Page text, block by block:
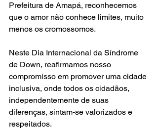
Prefeitura de Amapá, reconhecemos
que o amor não conhece limites, muito
menos os cromossomos.
Neste Dia Internacional da Síndrome
de Down, reafirmamos nosso
compromisso em promover uma cidade
inclusiva, onde todos os cidadãos,
independentemente de suas
diferenças, sintam-se valorizados e
respeitados.